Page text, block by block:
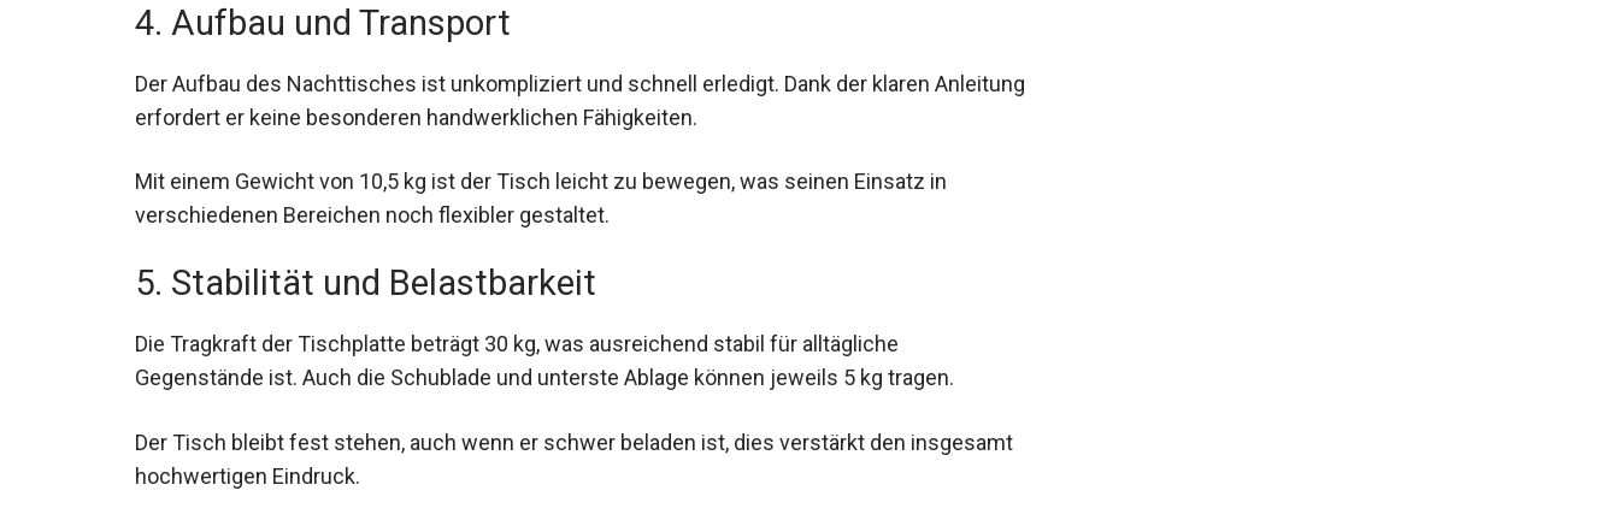
4. Aufbau und Transport
Der Aufbau des Nachttisches ist unkompliziert und schnell erledigt. Dank der klaren Anleitung
erfordert er keine besonderen handwerklichen Fähigkeiten.
Mit einem Gewicht von 10,5 kg ist der Tisch leicht zu bewegen, was seinen Einsatz in
verschiedenen Bereichen noch flexibler gestaltet.
5. Stabilität und Belastbarkeit
Die Tragkraft der Tischplatte beträgt 30 kg, was ausreichend stabil für alltägliche
Gegenstände ist. Auch die Schublade und unterste Ablage können jeweils 5 kg tragen.
Der Tisch bleibt fest stehen, auch wenn er schwer beladen ist, dies verstärkt den insgesamt
hochwertigen Eindruck.